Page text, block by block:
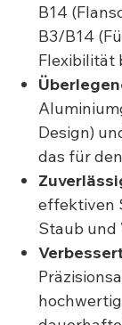
B14
B3/B14
Flexibilität
Design)
das für
effektiven
Staub und